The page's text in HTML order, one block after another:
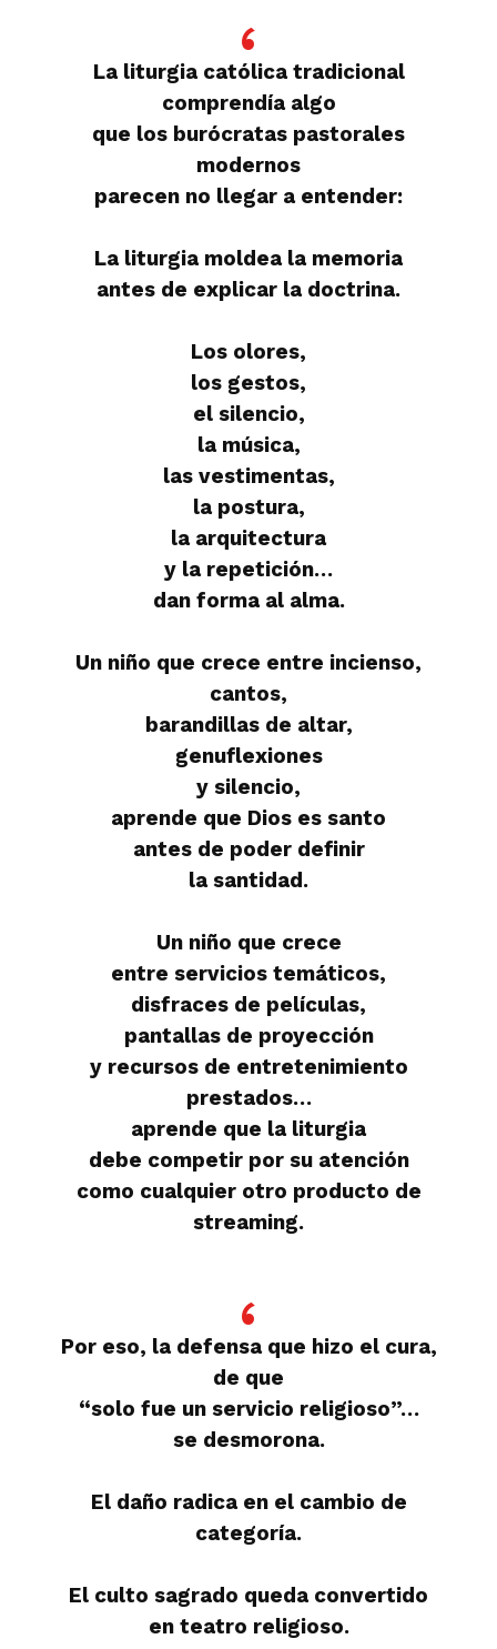
La liturgia católica tradicional
comprendía algo
que los burócratas pastorales
modernos
parecen no llegar a entender:
La liturgia moldea la memoria
antes de explicar la doctrina.
Los olores,
los gestos,
el silencio,
la música,
las vestimentas,
la postura,
la arquitectura
y la repetición…
dan forma al alma.
Un niño que crece entre incienso,
cantos,
barandillas de altar,
genuflexiones
y silencio,
aprende que Dios es santo
antes de poder definir
la santidad.
Un niño que crece
entre servicios temáticos,
disfraces de películas,
pantallas de proyección
y recursos de entretenimiento
prestados…
aprende que la liturgia
debe competir por su atención
como cualquier otro producto de
streaming.
Por eso, la defensa que hizo el cura,
de que
“solo fue un servicio religioso”…
se desmorona.
El daño radica en el cambio de
categoría.
El culto sagrado queda convertido
en teatro religioso.